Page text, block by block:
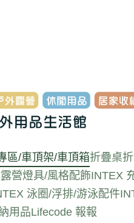
區/車頂架/車頂箱折疊桌
露營燈具/風格配飾INTEX
泳圈/浮排/游泳配件
用品Lifecode 報報